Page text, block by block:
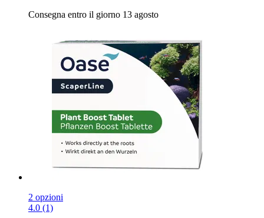
Consegna entro il giorno 13 agosto
2 opzioni
4.0 (1)